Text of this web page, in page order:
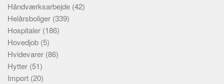
Håndværksarbejde (42)
Helårsboliger (339)
Hospitaler (186)
Hovedjob (5)
Hvidevarer (86)
Hytter (51)
Import (20)